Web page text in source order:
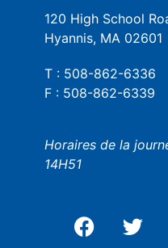
120 High School
Hyannis, MA 02601
T : 508-862-6336
F : 508-862-6339
Horaires de la
14H51